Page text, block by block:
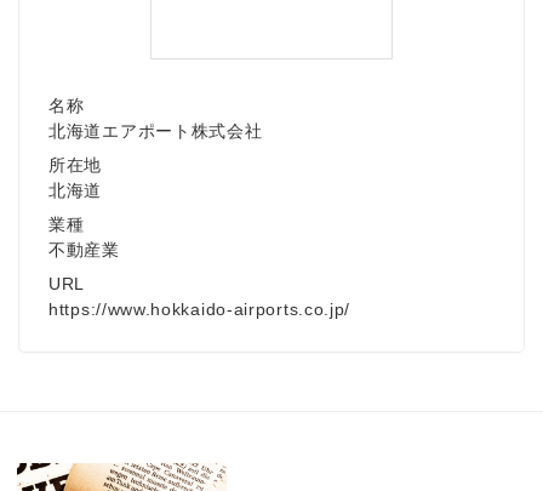
名称
北海道エアポート株式会社
所在地
北海道
業種
不動産業
URL
https://www.hokkaido-airports.co.jp/